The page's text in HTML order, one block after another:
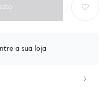
a sua loja